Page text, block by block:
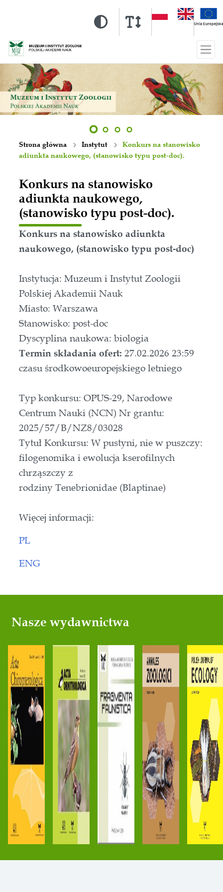
Strona główna Instytut
Konkurs na stanowisko
adiunkta naukowego, (stanowisko typu post-doc).
Konkurs na stanowisko
adiunkta naukowego,
(stanowisko typu post-doc).
Konkurs na stanowisko adiunkta
naukowego, (stanowisko typu post-doc)
Instytucja: Muzeum i Instytut Zoologii
Polskiej Akademii Nauk
Miasto: Warszawa
Stanowisko: post-doc
Dyscyplina naukowa: biologia
Termin składania ofert: 27.02.2026 23:59
czasu środkowoeuropejskiego letniego
Typ konkursu: OPUS-29, Narodowe
Centrum Nauki (NCN) Nr grantu:
2025/57/B/NZ8/03028
Tytuł Konkursu: W pustyni, nie w puszczy:
filogenomika i ewolucja kserofilnych
chrząszczy z
rodziny Tenebrionidae (Blaptinae)
Więcej informacji:
PL
ENG
Nasze wydawnictwa